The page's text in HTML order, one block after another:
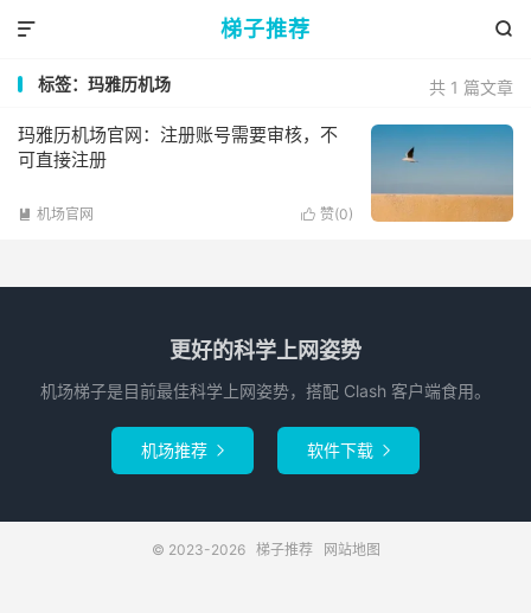
梯子推荐 

共 1 篇文章
标签：玛雅历机场
玛雅历机场官网：注册账号需要审核，不
可直接注册
 赞(0)
 机场官网
更好的科学上网姿势
机场梯子是目前最佳科学上网姿势，搭配 Clash 客户端食用。
机场推荐  软件下载 
© 2023-2026 梯子推荐 网站地图